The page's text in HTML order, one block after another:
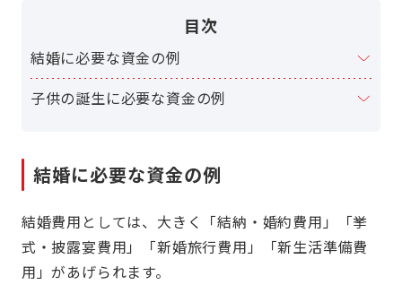
目次
結婚に必要な資金の例
子供の誕生に必要な資金の例
結婚に必要な資金の例
結婚費用としては、大きく「結納・婚約費用」「挙
式・披露宴費用」「新婚旅行費用」「新生活準備費
用」があげられます。